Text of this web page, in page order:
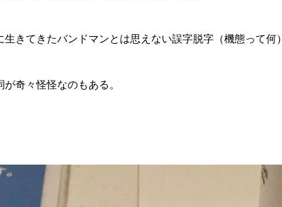
きてきたバンドマンとは思えない誤字脱字（機態って何）
奇々怪怪なのもある。